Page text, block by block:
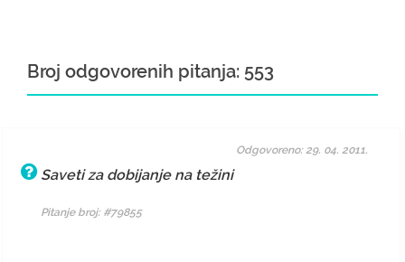
Broj odgovorenih pitanja: 553
Saveti za dobijanje na težini
Pitanje broj: #79855
Odgovoreno: 29. 04. 2011.